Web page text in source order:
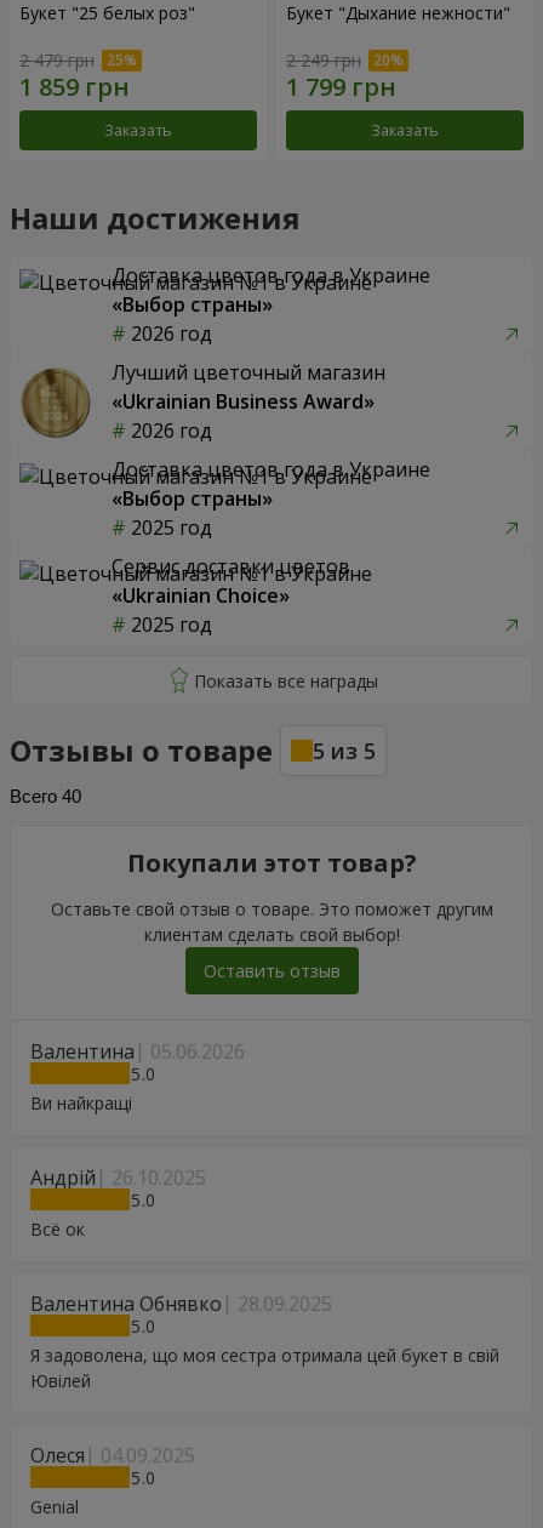
Букет "25 белых роз"
2 479 грн
Заказать
Букет "Дыхание нежности"
2 249 грн
Заказать
Наши достижения
Доставка цветов года в Украине
«Выбор страны»
2026 год
Лучший цветочный магазин
«Ukrainian Business Award»
2026 год
Доставка цветов года в Украине
«Выбор страны»
2025 год
Сервис доставки цветов
«Ukrainian Choice»
2025 год
Отзывы о товаре 5 из 5
Всего 40
Валентина 05.06.2026
5
Ви найкращі
Андрій 26.10.2025
5
Всё ок
Валентина Обнявко 28.09.2025
5
Я задоволена, що моя сестра отримала цей букет в свій
Ювілей
Олеся 04.09.2025
5
Genial
Покупали этот товар?
Оставьте свой отзыв о товаре. Это поможет другим
клиентам сделать свой выбор!
Оставить отзыв